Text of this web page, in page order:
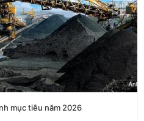
mục tiêu năm 2026